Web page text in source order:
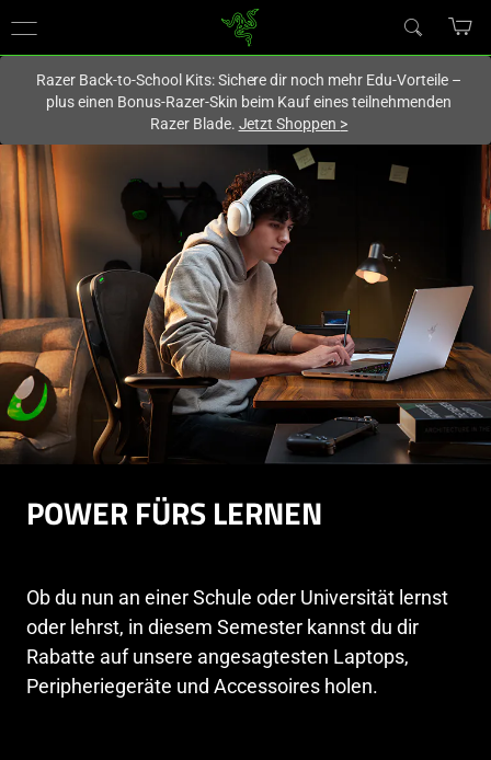
Du befindest dich aktuell auf der Website von
Razer Back-to-School Kits: Sichere dir noch mehr Edu-Vorteile –
plus einen Bonus-Razer-Skin beim Kauf eines teilnehmenden
Razer Blade. Jetzt Shoppen >
POWER FÜRS LERNEN
Ob du nun an einer Schule oder Universität lernst
oder lehrst, in diesem Semester kannst du dir
Rabatte auf unsere angesagtesten Laptops,
Peripheriegeräte und Accessoires holen.